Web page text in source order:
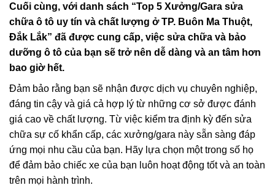
Cuối cùng, với danh sách “Top 5 Xưởng/Gara sửa
chữa ô tô uy tín và chất lượng ở TP. Buôn Ma Thuột,
Đắk Lắk” đã được cung cấp, việc sửa chữa và bảo
dưỡng ô tô của bạn sẽ trở nên dễ dàng và an tâm hơn
bao giờ hết.
Đảm bảo rằng bạn sẽ nhận được dịch vụ chuyên nghiệp,
đáng tin cậy và giá cả hợp lý từ những cơ sở được đánh
giá cao về chất lượng. Từ việc kiểm tra định kỳ đến sửa
chữa sự cố khẩn cấp, các xưởng/gara này sẵn sàng đáp
ứng mọi nhu cầu của bạn. Hãy lựa chọn một trong số họ
để đảm bảo chiếc xe của bạn luôn hoạt động tốt và an toàn
trên mọi hành trình.